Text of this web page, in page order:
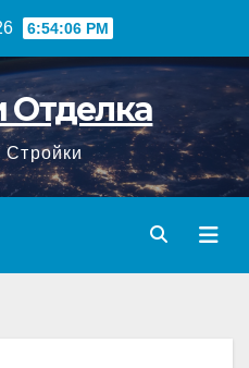
6:54:07 PM
Отделка
Стройки